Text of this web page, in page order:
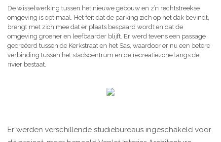
De wisselwerking tussen het nieuwe gebouw en z’n rechtstreekse
omgeving is optimaal. Het feit dat de parking zich op het dak bevindt,
brengt met zich mee dat er plaats bespaard wordt en dat de
omgeving groener en leefbaarder blijft. Er werd tevens een passage
gecreëerd tussen de Kerkstraat en het Sas, waardoor er nu een betere
verbinding tussen het stadscentrum en de recreatiezone langs de
rivier bestaat.
Er werden verschillende studiebureaus ingeschakeld voor